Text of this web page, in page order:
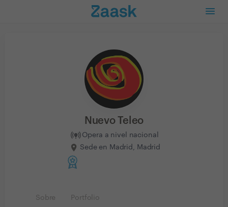
Nuevo Teleo
Opera a nivel nacional
Sede en Madrid, Madrid
Sobre Portfolio